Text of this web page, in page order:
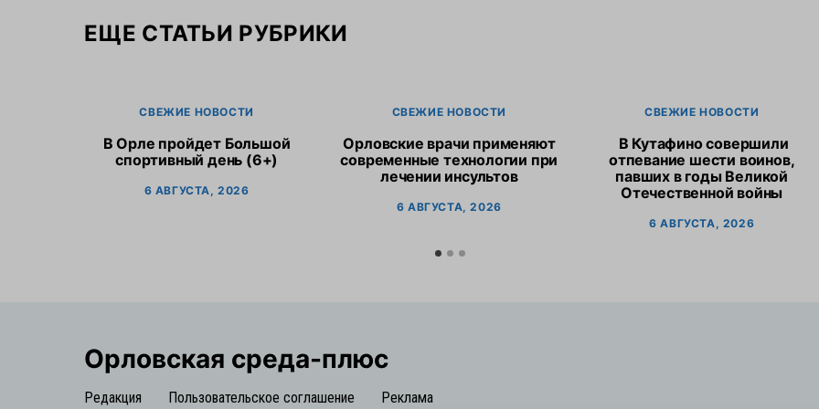
ЕЩЕ СТАТЬИ РУБРИКИ
СВЕЖИЕ НОВОСТИ
В Орле пройдет Большой
спортивный день (6+)
6 АВГУСТА, 2026
СВЕЖИЕ НОВОСТИ
Орловские врачи применяют
современные технологии при
лечении инсультов
6 АВГУСТА, 2026
СВЕЖИЕ НОВОСТИ
В Кутафино совершили
отпевание шести воинов,
павших в годы Великой
Отечественной войны
6 АВГУСТА, 2026
Орловская cреда-плюс
Редакция Пользовательское соглашение Реклама